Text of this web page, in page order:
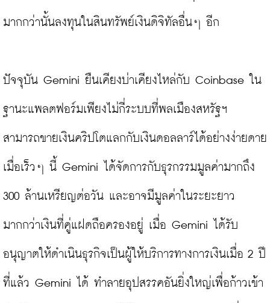
มากกว่านั้นลงทุนในสินทรัพย์เงินดิจิทัลอื่นๆ อีก
ปัจจุบัน Gemini ยืนเคียงบ่าเคียงไหล่กับ Coinbase ใน
ฐานะแพลตฟอร์มเพียงไม่กี่ระบบที่พลเมืองสหรัฐฯ
สามารถขายเงินคริปโตแลกกับเงินดอลลาร์ได้อย่างง่ายดาย
เมื่อเร็วๆ นี้ Gemini ได้จัดการกับธุรกรรมมูลค่ามากถึง
300 ล้านเหรียญต่อวัน และอาจมีมูลค่าในระยะยาว
มากกว่าเงินที่คู่แฝดถือครองอยู่ เมื่อ Gemini ได้รับ
อนุญาตให้ดำเนินธุรกิจเป็นผู้ให้บริการทางการเงินเมื่อ 2 ปี
ที่แล้ว Gemini ได้ ทำลายอุปสรรคอันยิ่งใหญ่เพื่อก้าวเข้า